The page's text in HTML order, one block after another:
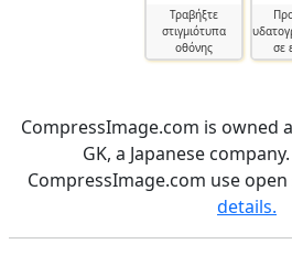
Τραβήξτε
στιγμιότυπα
οθόνης
σε
CompressImage.com is owned
GK, a Japanese
CompressImage.com use
details.